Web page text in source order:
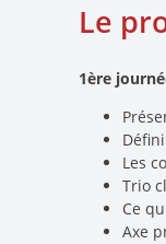
Le
1ère
Les
Trio
Ce
Axe